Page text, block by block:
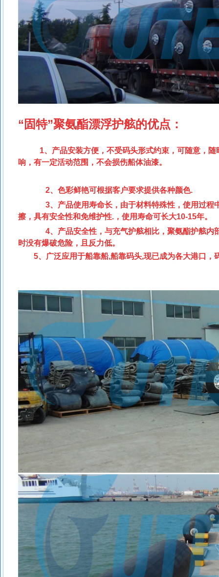
“固特”聚氨酯漂浮护舷的优点：
1、产品安装方便，不受码头形式约束，可随意，
响，有一定活动范围，不会损伤船体油漆。
2、色彩鲜艳可根据客户要求提供各种颜色.
3、 产品使用寿命长，由于材料特殊性，使用过程
擦，具有安全性和免维护性. ， 使用寿命可长大10-15年。
4、产品安全性，与充气护舷相比，聚氨酯护舷内
时没有爆破危险，且反力低。
5、广泛应用于船靠船,船靠码头,现已成为各大港口，